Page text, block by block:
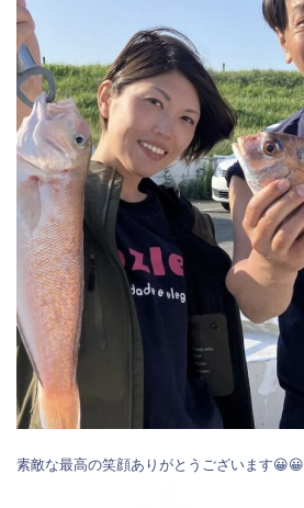
素敵な最高の笑顔ありがとうございます😀😀